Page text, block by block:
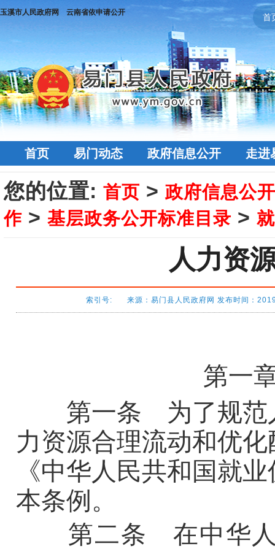
首
玉溪市人民政府网 云南省依申请公开
首页 易门动态 政府信息公开 走进
您的位置: 首页 > 政府信息公开
作 > 基层政务公开标准目录 >
人力资
索引号: 来源：易门县人民政府网 发布时间
第
第一条 为了规范人
力资源合理流动和优
《中华人民共和国就
本条例。
第二条 在中华人